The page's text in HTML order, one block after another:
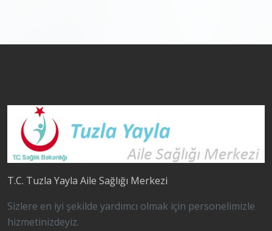
T.C. Tuzla Yayla Aile Sağlığı Merkezi
Sizlere en iyi şekilde yardımcı olmak için personelimizle
hizmetinizdeyiz.